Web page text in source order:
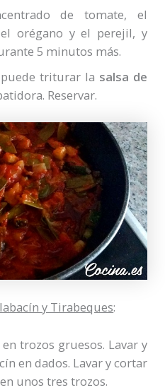
de tomate, el
orégano y el perejil, y
5 minutos más.
puede triturar la salsa de
Reservar.
y Tirabeques:
trozos gruesos. Lavar y
en dados. Lavar y cortar
unos tres trozos.